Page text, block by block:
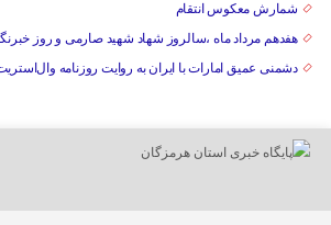
شمارش معکوس انتقام
هفدهم مرداد ماه ،سالروز شهاد شهید صارمی و روز
دشمنی عمیق امارات با ایران به روایت روزنامه